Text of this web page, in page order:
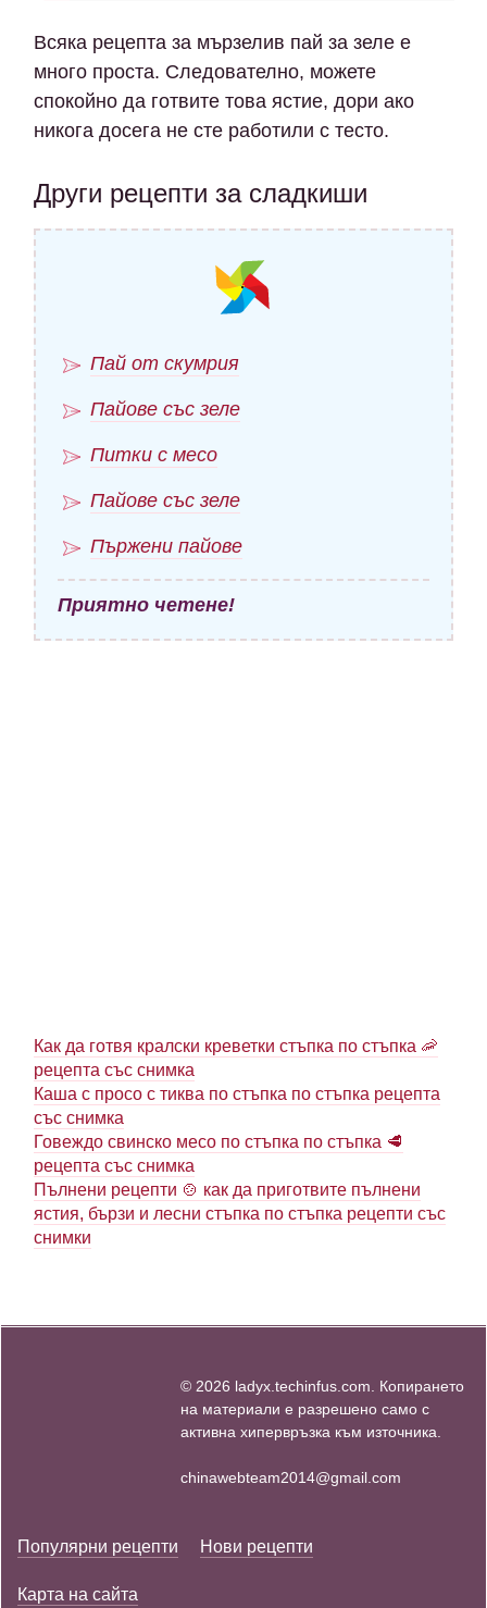
Всяка рецепта за мързелив пай за зеле е
много проста. Следователно, можете
спокойно да готвите това ястие, дори ако
никога досега не сте работили с тесто.
Други рецепти за сладкиши
Пай от скумрия
Пайове със зеле
Питки с месо
Пайове със зеле
Пържени пайове
Приятно четене!
Как да готвя кралски креветки стъпка по стъпка 🦐
рецепта със снимка
Каша с просо с тиква по стъпка по стъпка рецепта
със снимка
Говеждо свинско месо по стъпка по стъпка 🥩
рецепта със снимка
Пълнени рецепти 🍲 как да приготвите пълнени
ястия, бързи и лесни стъпка по стъпка рецепти със
снимки
© 2026 ladyx.techinfus.com. Копирането
на материали е разрешено само с
активна хипервръзка към източника.
chinawebteam2014@gmail.com
Популярни рецепти Нови рецепти
Карта на сайта